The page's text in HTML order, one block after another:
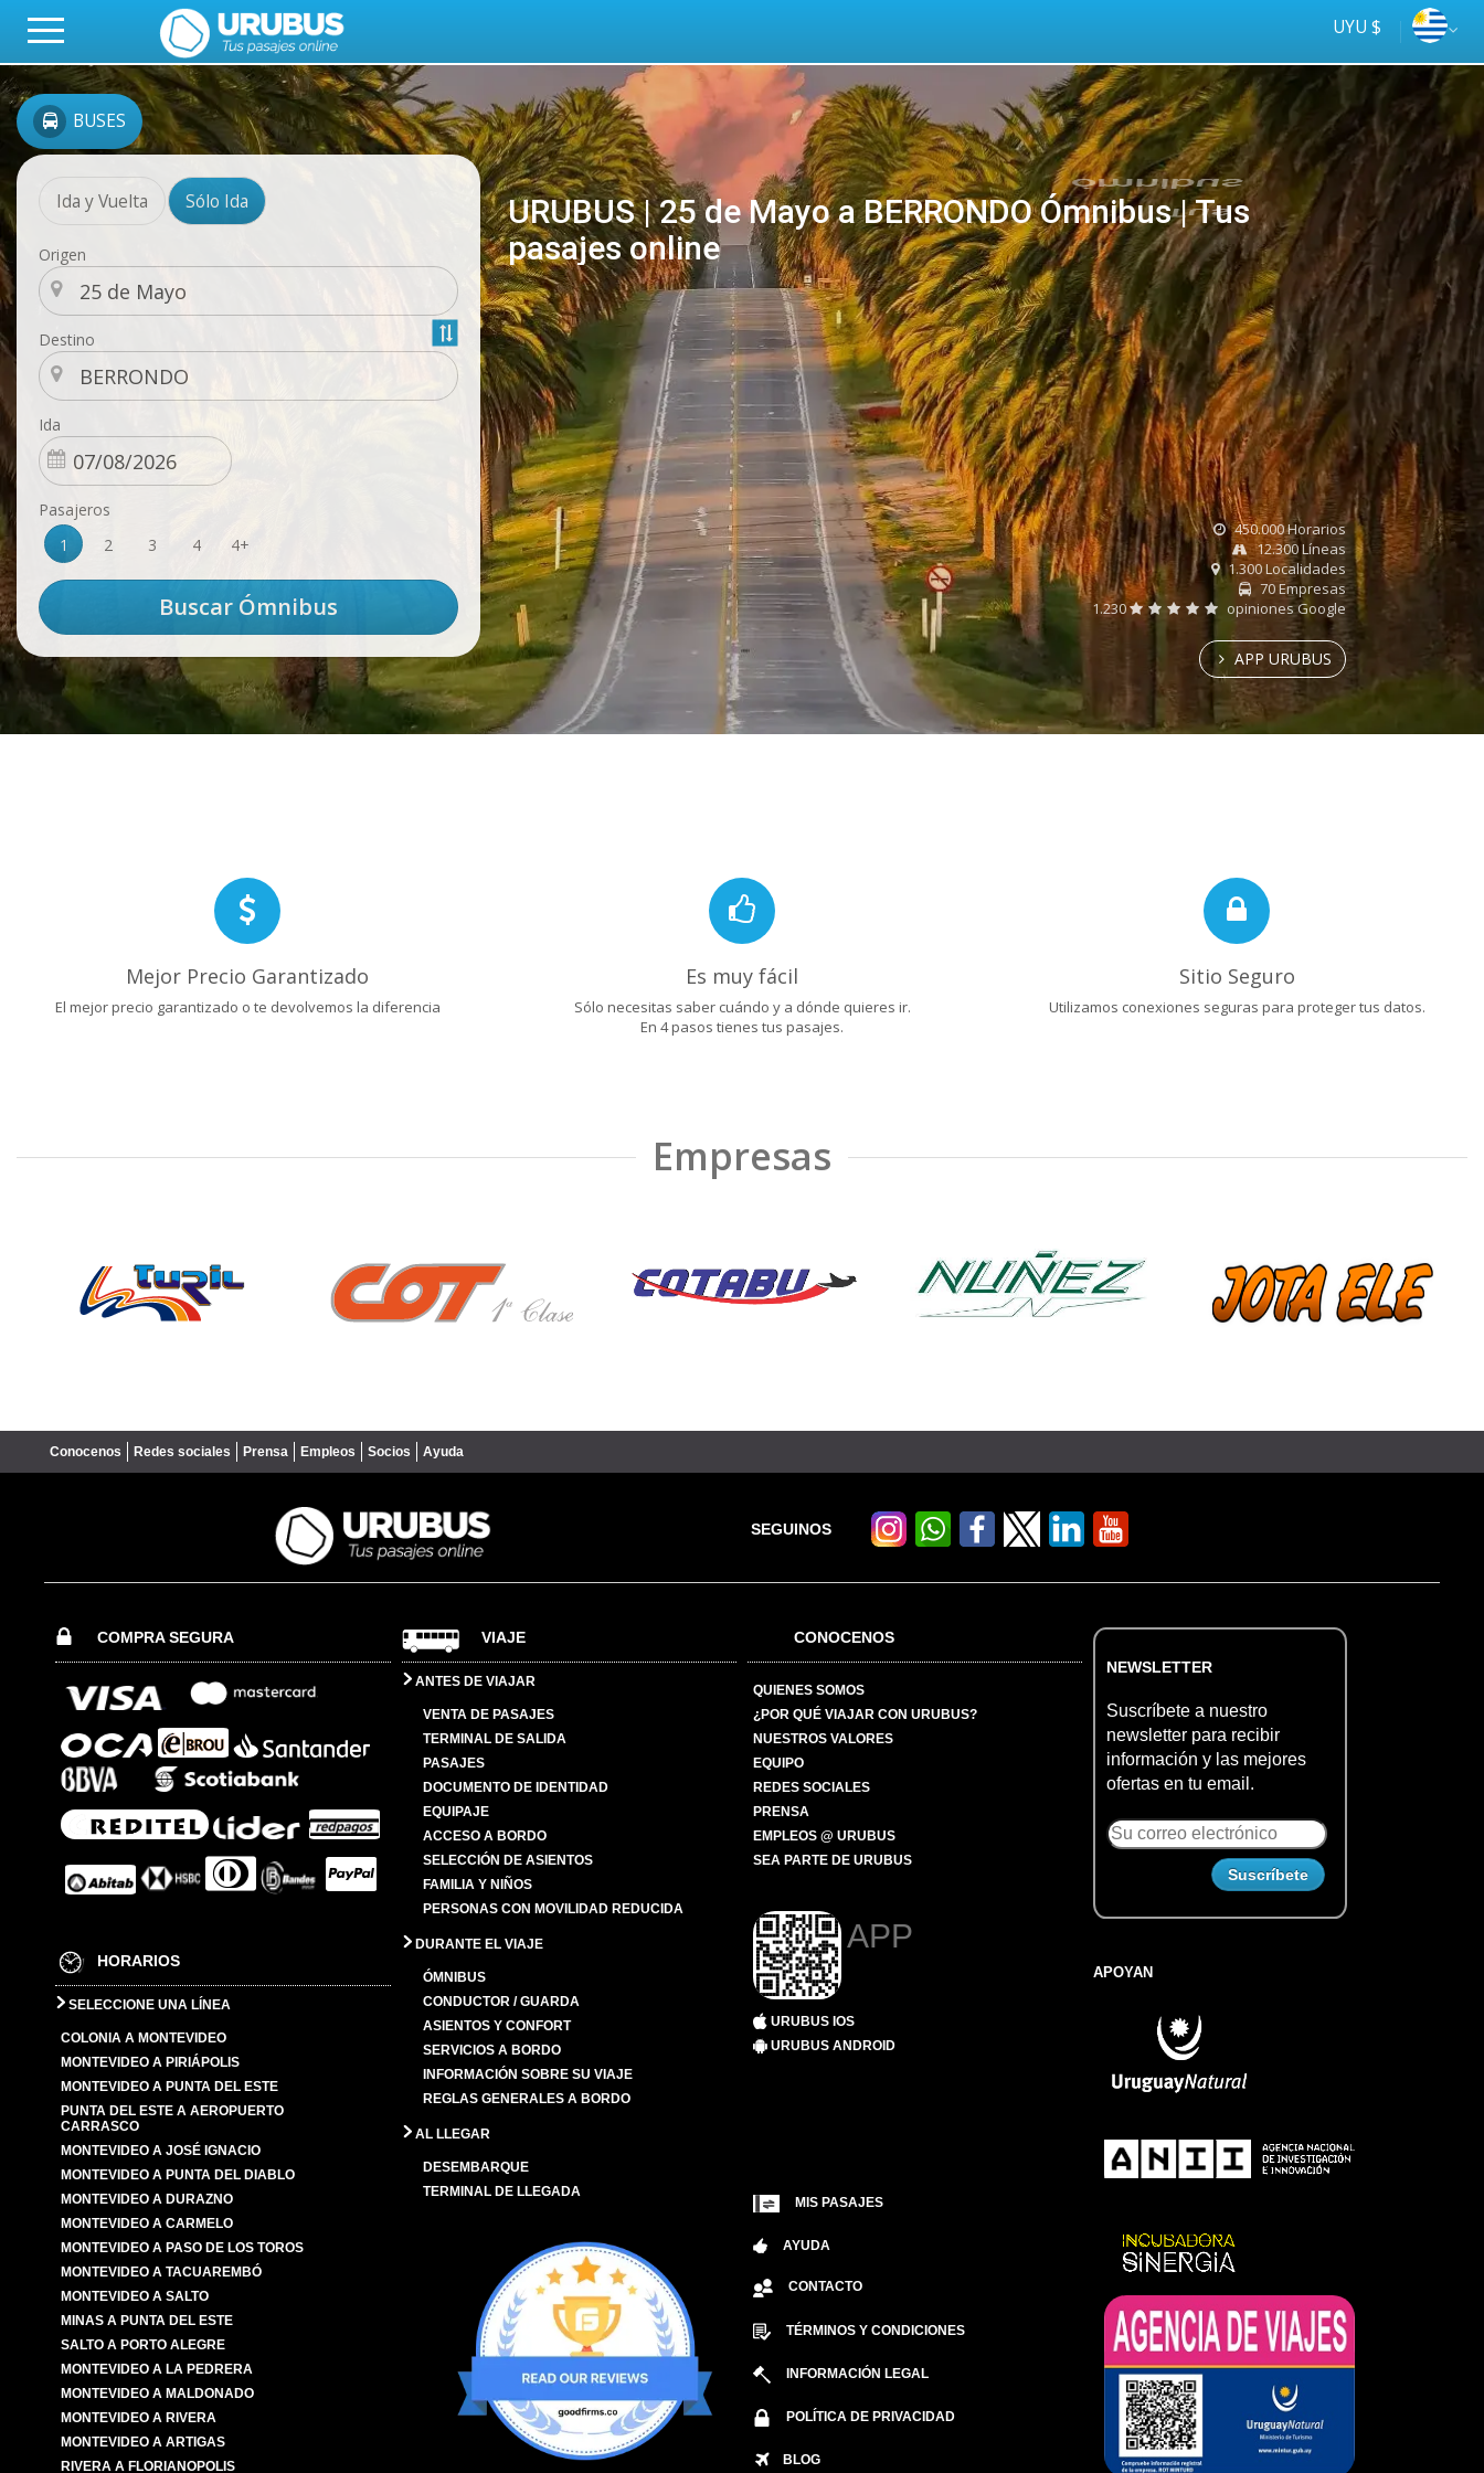
UYU $
BUSES
Ida y Vuelta Sólo Ida
Origen
Destino
Ida
Pasajeros
1
2 3 4 4+
URUBUS | 25 de Mayo a BERRONDO Ómnibus | Tus
pasajes online
online
Tus
ómnibus
450.000 Horarios
12.300 Líneas
1.300 Localidades
70 Empresas
1.230
opiniones Google
APP URUBUS
Mejor Precio Garantizado
El mejor precio garantizado o te devolvemos la diferencia
Es muy fácil
Sólo necesitas saber cuándo y a dónde quieres ir.
En 4 pasos tienes tus pasajes.
Sitio Seguro
Utilizamos conexiones seguras para proteger tus datos.
Empresas
Conocenos Redes sociales Prensa Empleos Socios Ayuda
SEGUINOS
COMPRA SEGURA
HORARIOS
SELECCIONE UNA LÍNEA
COLONIA A MONTEVIDEO
MONTEVIDEO A PIRIÁPOLIS
MONTEVIDEO A PUNTA DEL ESTE
PUNTA DEL ESTE A AEROPUERTO
CARRASCO
MONTEVIDEO A JOSÉ IGNACIO
MONTEVIDEO A PUNTA DEL DIABLO
MONTEVIDEO A DURAZNO
MONTEVIDEO A CARMELO
MONTEVIDEO A PASO DE LOS TOROS
MONTEVIDEO A TACUAREMBÓ
MONTEVIDEO A SALTO
MINAS A PUNTA DEL ESTE
SALTO A PORTO ALEGRE
MONTEVIDEO A LA PEDRERA
MONTEVIDEO A MALDONADO
MONTEVIDEO A RIVERA
MONTEVIDEO A ARTIGAS
RIVERA A FLORIANOPOLIS
VIAJE
ANTES DE VIAJAR
VENTA DE PASAJES
TERMINAL DE SALIDA
PASAJES
DOCUMENTO DE IDENTIDAD
EQUIPAJE
ACCESO A BORDO
SELECCIÓN DE ASIENTOS
FAMILIA Y NIÑOS
PERSONAS CON MOVILIDAD REDUCIDA
DURANTE EL VIAJE
ÓMNIBUS
CONDUCTOR / GUARDA
ASIENTOS Y CONFORT
SERVICIOS A BORDO
INFORMACIÓN SOBRE SU VIAJE
REGLAS GENERALES A BORDO
AL LLEGAR
DESEMBARQUE
TERMINAL DE LLEGADA
CONOCENOS
QUIENES SOMOS
¿POR QUÉ VIAJAR CON URUBUS?
NUESTROS VALORES
EQUIPO
REDES SOCIALES
PRENSA
EMPLEOS @ URUBUS
SEA PARTE DE URUBUS
APP
URUBUS IOS
URUBUS ANDROID
MIS PASAJES
AYUDA
CONTACTO
TÉRMINOS Y CONDICIONES
INFORMACIÓN LEGAL
POLÍTICA DE PRIVACIDAD
BLOG
NEWSLETTER
Suscríbete a nuestro
newsletter para recibir
información y las mejores
ofertas en tu email.
APOYAN